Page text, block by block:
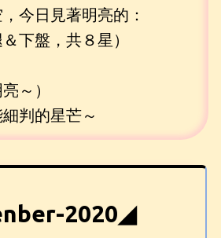
今日見著明亮的：
下盤，共８星）
～）
判的星芒～
2020◢